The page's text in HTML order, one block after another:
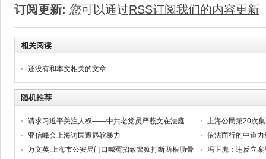
订阅更新: 您可以通过RSS订阅我们的内容更新
相关阅读
还没有和本文相关的文章
随机推荐
请求习近平关注人权——中共老党员严燕文在法庭陈述
上海公民第20次
亚信峰会上海访民遭遇软暴力
依法而行的中道
万文英:上海市公安局门口喊冤招致警察打断两根肋骨